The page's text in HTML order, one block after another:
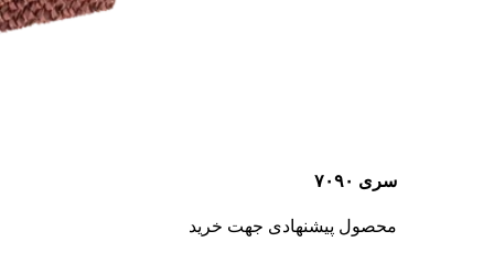
سری ۷۰۹۰
محصول پیشنهادی جهت خرید